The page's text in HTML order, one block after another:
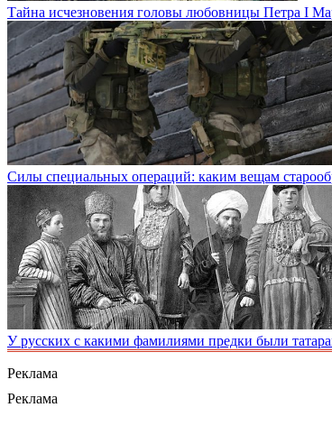
Тайна исчезновения головы любовницы Петра I
Силы специальных операций: каким вещам
У русских с какими фамилиями предки были
Реклама
Реклама